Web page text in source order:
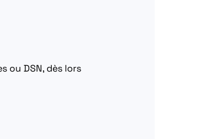
ou DSN, dès lors